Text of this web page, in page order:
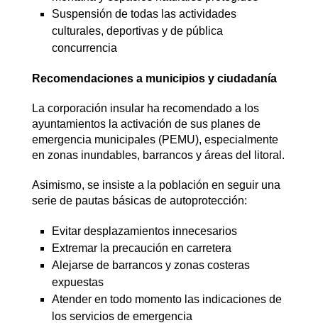
Suspensión de todas las actividades
culturales, deportivas y de pública
concurrencia
Recomendaciones a municipios y ciudadanía
La corporación insular ha recomendado a los
ayuntamientos la activación de sus planes de
emergencia municipales (PEMU), especialmente
en zonas inundables, barrancos y áreas del litoral.
Asimismo, se insiste a la población en seguir una
serie de pautas básicas de autoprotección:
Evitar desplazamientos innecesarios
Extremar la precaución en carretera
Alejarse de barrancos y zonas costeras
expuestas
Atender en todo momento las indicaciones de
los servicios de emergencia